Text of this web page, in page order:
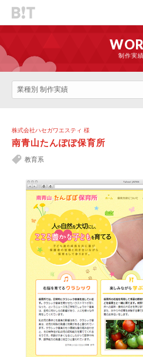
制作実績
業種別 制作実績
南青山たんぽぽ保育所
株式会社ハセガワエスティ 様
教育系